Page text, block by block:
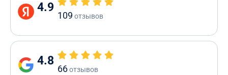
4.9
109 отзывов
4.8
66отзывов